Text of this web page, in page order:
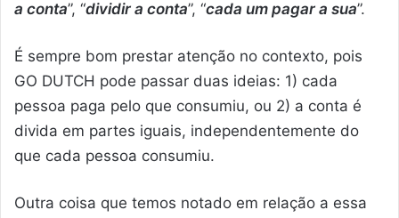
a conta”, “dividir a conta”, “cada um pagar a sua”.
É sempre bom prestar atenção no contexto, pois
GO DUTCH pode passar duas ideias: 1) cada
pessoa paga pelo que consumiu, ou 2) a conta é
divida em partes iguais, independentemente do
que cada pessoa consumiu.
Outra coisa que temos notado em relação a essa